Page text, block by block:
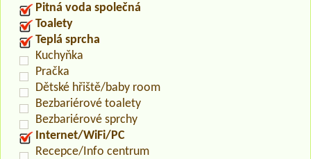
Pitná voda společná
Toalety
Teplá sprcha
Kuchyňka
Pračka
Dětské hřiště/baby room
Bezbariérové toalety
Bezbariérové sprchy
Internet/WiFi/PC
Recepce/Info centrum